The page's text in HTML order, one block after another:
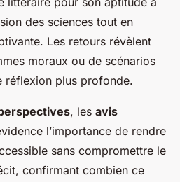
des sciences tout en
Les retours révèlent
moraux ou de scénarios
réflexion plus profonde.
, les avis
l’importance de rendre
sans compromettre le
confirmant combien ce